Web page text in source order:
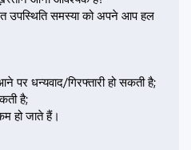
उपस्थिति समस्या को अपने आप हल
पर धन्यवाद/गिरफ्तारी हो सकती है;
है;
हो जाते हैं।